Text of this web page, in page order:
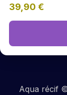
39,90 €
Aqua récif